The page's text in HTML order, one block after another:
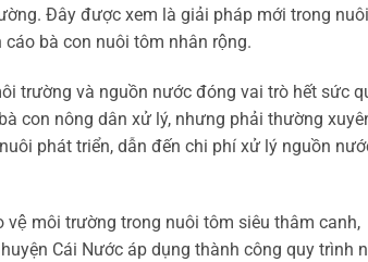
Đây được xem là giải pháp mới trong nuôi
bà con nuôi tôm nhân rộng.
trường và nguồn nước đóng vai trò hết sức
con nông dân xử lý, nhưng phải thường
phát triển, dẫn đến chi phí xử lý nguồn
môi trường trong nuôi tôm siêu thâm canh,
Cái Nước áp dụng thành công quy trình